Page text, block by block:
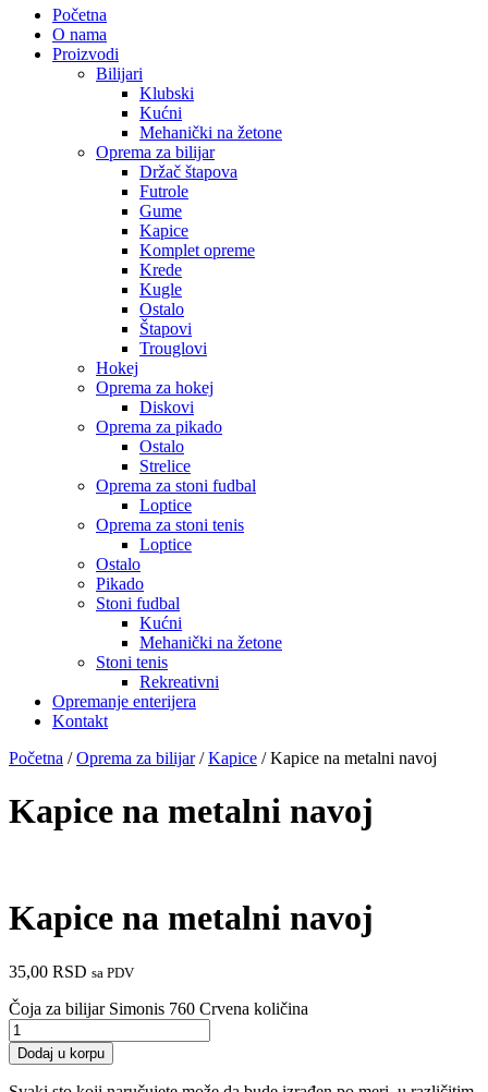
Početna
O nama
Proizvodi
Bilijari
Klubski
Kućni
Mehanički na žetone
Oprema za bilijar
Držač štapova
Futrole
Gume
Kapice
Komplet opreme
Krede
Kugle
Ostalo
Štapovi
Trouglovi
Hokej
Oprema za hokej
Diskovi
Oprema za pikado
Ostalo
Strelice
Oprema za stoni fudbal
Loptice
Oprema za stoni tenis
Loptice
Ostalo
Pikado
Stoni fudbal
Kućni
Mehanički na žetone
Stoni tenis
Rekreativni
Opremanje enterijera
Kontakt
Početna /Oprema za bilijar/Kapice / Kapice na metalni navoj
Kapice na metalni navoj
Kapice na metalni navoj
35,00 RSD sa PDV
Čoja za bilijar Simonis 760 Crvena količina
Dodaj u korpu